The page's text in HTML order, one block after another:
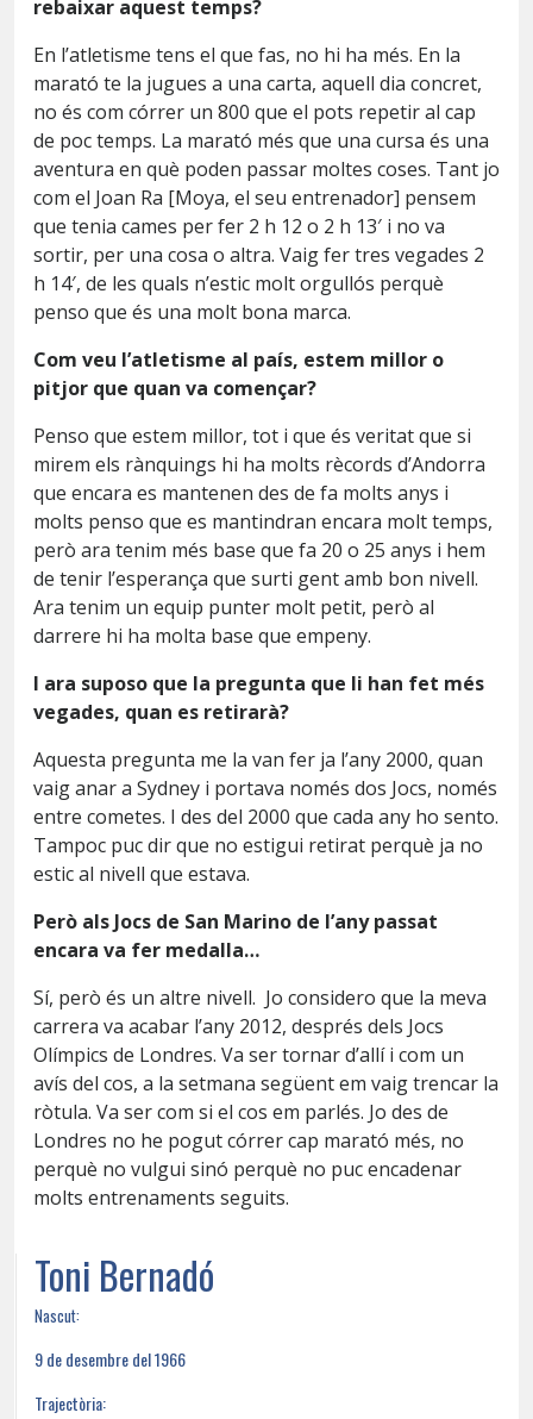
rebaixar aquest temps?
En l’atletisme tens el que fas, no hi ha més. En la
marató te la jugues a una carta, aquell dia concret,
no és com córrer un 800 que el pots repetir al cap
de poc temps. La marató més que una cursa és una
aventura en què poden passar moltes coses. Tant jo
com el Joan Ra [Moya, el seu entrenador] pensem
que tenia cames per fer 2 h 12 o 2 h 13′ i no va
sortir, per una cosa o altra. Vaig fer tres vegades 2
h 14′, de les quals n’estic molt orgullós perquè
penso que és una molt bona marca.
Com veu l’atletisme al país, estem millor o
pitjor que quan va començar?
Penso que estem millor, tot i que és veritat que si
mirem els rànquings hi ha molts rècords d’Andorra
que encara es mantenen des de fa molts anys i
molts penso que es mantindran encara molt temps,
però ara tenim més base que fa 20 o 25 anys i hem
de tenir l’esperança que surti gent amb bon nivell.
Ara tenim un equip punter molt petit, però al
darrere hi ha molta base que empeny.
I ara suposo que la pregunta que li han fet més
vegades, quan es retirarà?
Aquesta pregunta me la van fer ja l’any 2000, quan
vaig anar a Sydney i portava només dos Jocs, només
entre cometes. I des del 2000 que cada any ho sento.
Tampoc puc dir que no estigui retirat perquè ja no
estic al nivell que estava.
Però als Jocs de San Marino de l’any passat
encara va fer medalla…
Sí, però és un altre nivell. Jo considero que la meva
carrera va acabar l’any 2012, després dels Jocs
Olímpics de Londres. Va ser tornar d’allí i com un
avís del cos, a la setmana següent em vaig trencar la
ròtula. Va ser com si el cos em parlés. Jo des de
Londres no he pogut córrer cap marató més, no
perquè no vulgui sinó perquè no puc encadenar
molts entrenaments seguits.
Toni Bernadó
Nascut:
9 de desembre del 1966
Trajectòria: